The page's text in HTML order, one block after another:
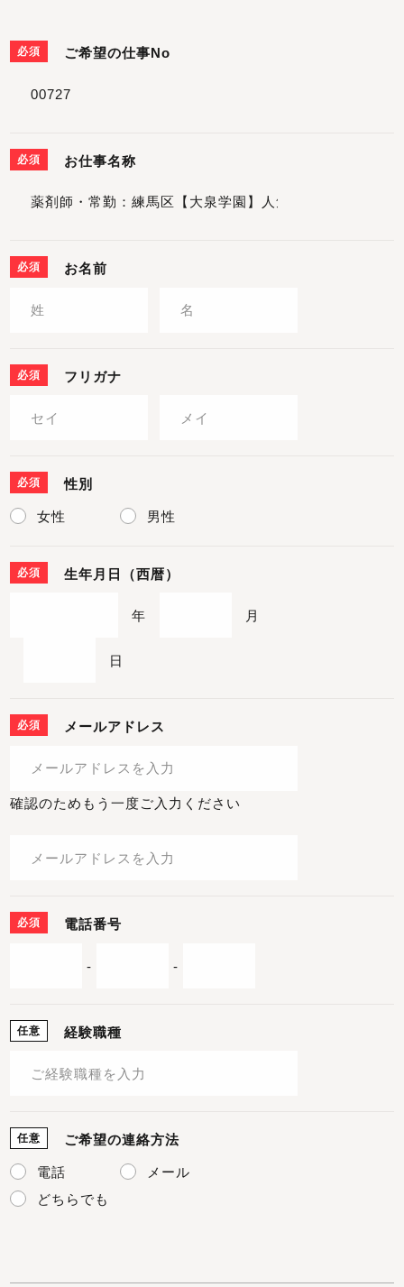
必須 ご希望の仕事No
必須 お仕事名称
必須 お名前
必須 フリガナ
必須 性別
女性 男性
必須 生年月日（西暦）
年 月
日
必須 メールアドレス
確認のためもう一度ご入力ください
必須 電話番号
- -
任意 経験職種
任意 ご希望の連絡方法
電話
メール
どちらでも